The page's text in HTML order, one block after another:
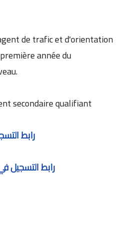
de trafic et d'orientation
année du
secondaire qualifiant
رابط
رابط التسجيل